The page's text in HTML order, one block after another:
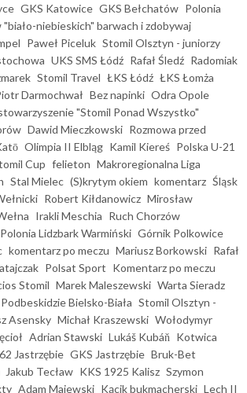
GKS Katowice GKS Bełchatów Polonia
"biało-niebieskich" barwach i zdobywaj
Paweł Piceluk Stomil Olsztyn - juniorzy
UKS SMS Łódź Rafał Śledź Radomiak
Stomil Travel ŁKS Łódź ŁKS Łomża
Darmochwał Bez napinki Odra Opole
"Stomil Ponad Wszystko"
Dawid Mieczkowski Rozmowa przed
Olimpia II Elbląg Kamil Kiereś Polska U-21
Cup felieton Makroregionalna Liga
Stal Mielec (S)krytym okiem komentarz Śląsk
Robert Kiłdanowicz Mirosław
Irakli Meschia Ruch Chorzów
Polonia Lidzbark Warmiński Górnik Polkowice
komentarz po meczu Mariusz Borkowski Rafał
Polsat Sport Komentarz po meczu
Stomil Marek Maleszewski Warta Sieradz
Podbeskidzie Bielsko-Biała Stomil Olsztyn -
Asensky Michał Kraszewski Wołodymyr
Adrian Stawski Lukáš Kubáň Kotwica
Jastrzębie GKS Jastrzębie Bruk-Bet
Jakub Tecław KKS 1925 Kalisz Szymon
Adam Majewski Kącik bukmacherski Lech II